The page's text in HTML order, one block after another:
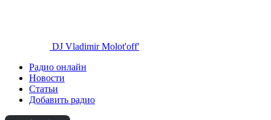
DJ Vladimir Molot'off'
Радио онлайн
Новости
Статьи
Добавить радио